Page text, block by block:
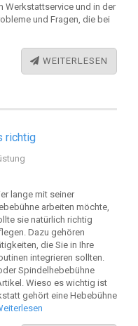
Werkstattservice und in der
und Fragen, die bei
WEITERLESEN
richtig
lange mit seiner
arbeiten möchte,
sie natürlich richtig
Dazu gehören
die Sie in Ihre
integrieren sollten.
Spindelhebebühne
Wieso es wichtig ist
gehört eine Hebebühne